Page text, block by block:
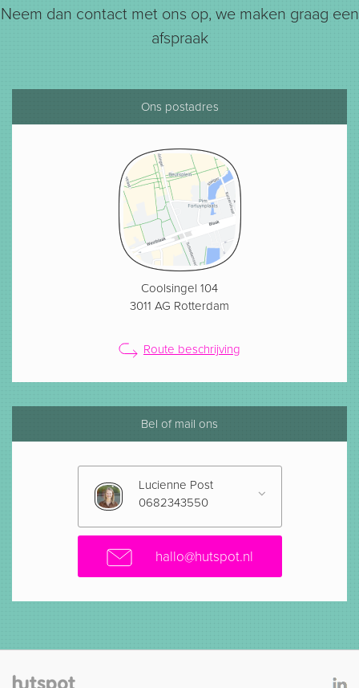
Neem dan contact met ons op, we maken graag een
afspraak
Ons postadres
Coolsingel 104
3011 AG Rotterdam
Route beschrijving
Bel of mail ons
Lucienne Post
0682343550
hallo@hutspot.nl